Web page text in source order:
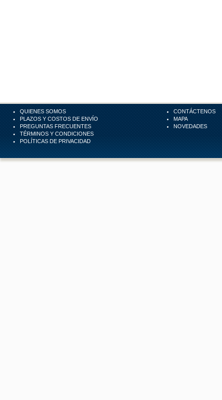
QUIENES SOMOS
PLAZOS Y COSTOS DE ENVÍO
PREGUNTAS FRECUENTES
TÉRMINOS Y CONDICIONES
POLÍTICAS DE PRIVACIDAD
CONTÁCTENOS
MAPA
NOVEDADES